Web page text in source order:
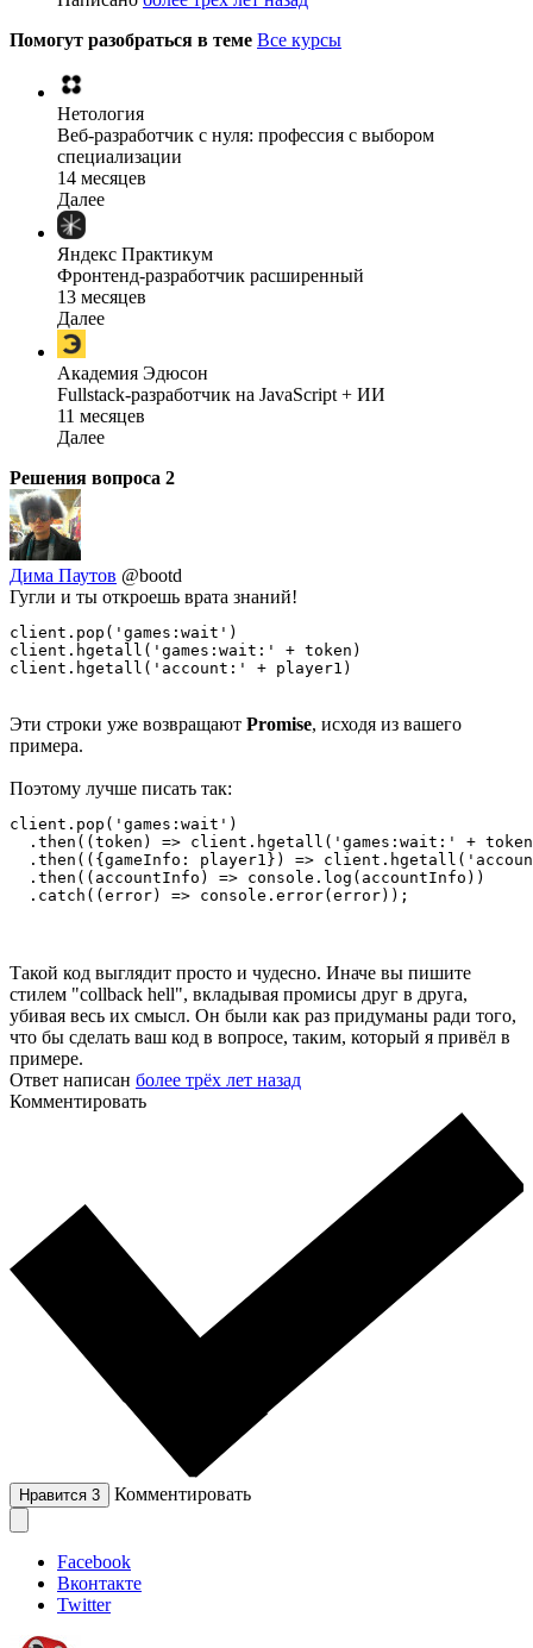
Помогут разобраться в теме Все курсы
Нетология
Веб-разработчик с нуля: профессия с выбором
специализации
14 месяцев
Далее
Яндекс Практикум
Фронтенд-разработчик расширенный
13 месяцев
Далее
Академия Эдюсон
Fullstack-разработчик на JavaScript + ИИ
11 месяцев
Далее
Решения вопроса 2
Дима Паутов @bootd
Гугли и ты откроешь врата знаний!
client.pop('games:wait')
client.hgetall('games:wait:' + token)
client.hgetall('account:' + player1)
Эти строки уже возвращают Promise, исходя из вашего
примера.
Поэтому лучше писать так:
client.pop('games:wait')
.then((token) => client.hgetall('games:wait:' +
.then(({gameInfo: player1}) =>
  .then((accountInfo) => console.log(accountInfo))
  .catch((error) => console.error(error));
Такой код выглядит просто и чудесно. Иначе вы пишите
стилем "collback hell", вкладывая промисы друг в друга,
убивая весь их смысл. Он были как раз придуманы ради того,
что бы сделать ваш код в вопросе, таким, который я привёл в
примере.
Ответ написан более трёх лет назад
Комментировать
Нравится 3 Комментировать
Facebook
Вконтакте
Twitter